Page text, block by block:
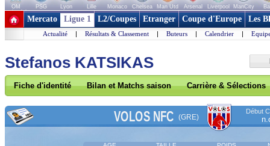
OM PSG Lyon Lille Monaco Chelsea Man Utd Arsenal Liverpool ManCity
+ de clubs
Mercato Ligue 1 L2/Coupes Etranger Coupe d'Europe Les
Actualité | Résultats & Classement | Buteurs | Calendrier |
Stefanos KATSIKAS
Fiche d'identité Bilan et Matchs saison Carrière & Sélections
VOLOS NFC (GRE)
Début